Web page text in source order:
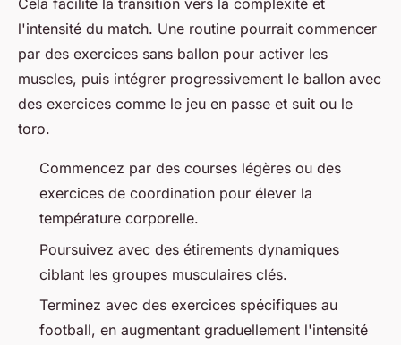
Cela facilite la transition vers la complexité et
l'intensité du match. Une routine pourrait commencer
par des exercices sans ballon pour activer les
muscles, puis intégrer progressivement le ballon avec
des exercices comme le jeu en passe et suit ou le
toro.
Commencez par des courses légères ou des
exercices de coordination pour élever la
température corporelle.
Poursuivez avec des étirements dynamiques
ciblant les groupes musculaires clés.
Terminez avec des exercices spécifiques au
football, en augmentant graduellement l'intensité